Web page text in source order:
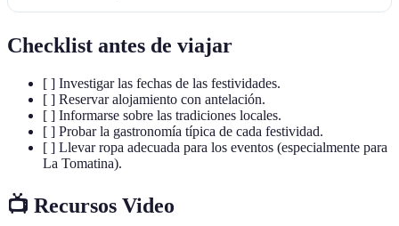
Checklist antes de viajar
[ ] Investigar las fechas de las festividades.
[ ] Reservar alojamiento con antelación.
[ ] Informarse sobre las tradiciones locales.
[ ] Probar la gastronomía típica de cada festividad.
[ ] Llevar ropa adecuada para los eventos (especialmente para
La Tomatina).
📺 Recursos Video